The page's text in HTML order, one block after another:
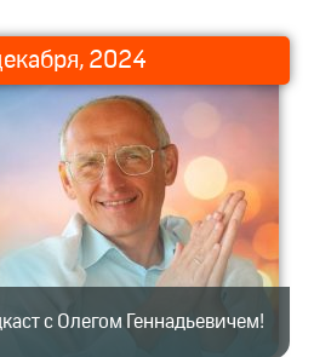
2024
с Олегом Геннадьевичем!